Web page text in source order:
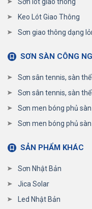
Sơn lót giao thông
Keo Lót Giao Thông
Sơn giao thông dạng
SƠN SÀN CÔNG
Sơn sân tennis, sàn
Sơn sân tennis, sàn
Sơn men bóng phủ
Sơn men bóng phủ
SẢN PHẨM KHÁC
Sơn Nhật Bản
Jica Solar
Led Nhật Bản